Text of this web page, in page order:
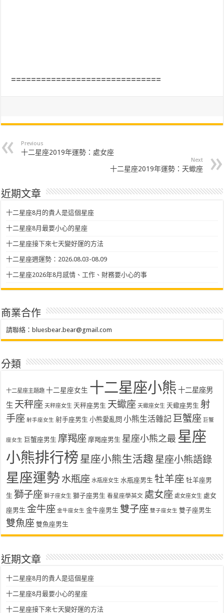
==============================
Previous
十二星座2019年運勢：處女座
Next
十二星座2019年運勢：天蠍座
近期文章
十二星座8月的貴人是這個星座
十二星座8月最要小心的星座
十二星座接下來七天變好運的方法
十二星座週運勢：2026.08.03-08.09
十二星座2026年8月感情、工作、財務要小心的事
商業合作
請聯絡： bluesbear.bear@gmail.com
分類
十二星座主題趣 十二星座女生 十二星座小熊 十二星座男
生 天秤座 天秤座女生 天秤座男生 天蠍座 天蠍座女生 天蠍座男生 射
手座 射手座女生 射手座男生 小熊愛亂問 小熊生活雜記 巨蟹座 巨蟹
座女生 巨蟹座男生 摩羯座 摩羯座男生 星座小熊之最 星座
小熊排行榜 星座小熊生活趣 星座小熊語錄
星座運勢 水瓶座 水瓶座女生 水瓶座男生 牡羊座 牡羊座男
生 獅子座 獅子座女生 獅子座男生 看星座學英文 處女座 處女座女生 處女
座男生 金牛座 金牛座女生 金牛座男生 雙子座 雙子座女生 雙子座男生
雙魚座 雙魚座男生
近期文章
十二星座8月的貴人是這個星座
十二星座8月最要小心的星座
十二星座接下來七天變好運的方法